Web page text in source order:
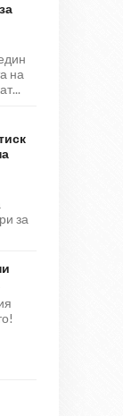
на
за